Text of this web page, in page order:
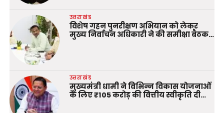
उत्तराखंड
विशेष गहन पुनरीक्षण अभियान को लेकर
मुख्य निर्वाचन अधिकारी ने की समीक्षा बैठक…
उत्तराखंड
मुख्यमंत्री धामी ने विभिन्न विकास योजनाओं
के लिए ₹105 करोड़ की वित्तीय स्वीकृति दी…